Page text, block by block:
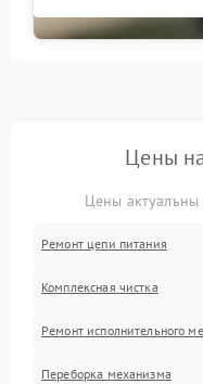
Цены
Цены
Ремонт цепи питания
Комплексная чистка
Ремонт исполнительного
Переборка механизма